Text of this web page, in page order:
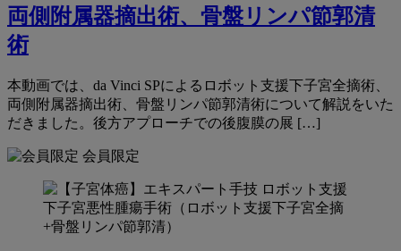
両側附属器摘出術、骨盤リンパ節郭清
術
本動画では、da Vinci SPによるロボット支援下子宮全摘術、
両側附属器摘出術、骨盤リンパ節郭清術について解説をいた
だきました。後方アプローチでの後腹膜の展 […]
会員限定